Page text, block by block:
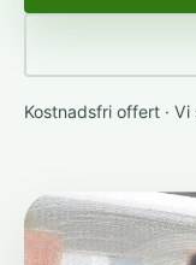
Kostnadsfri offert ·